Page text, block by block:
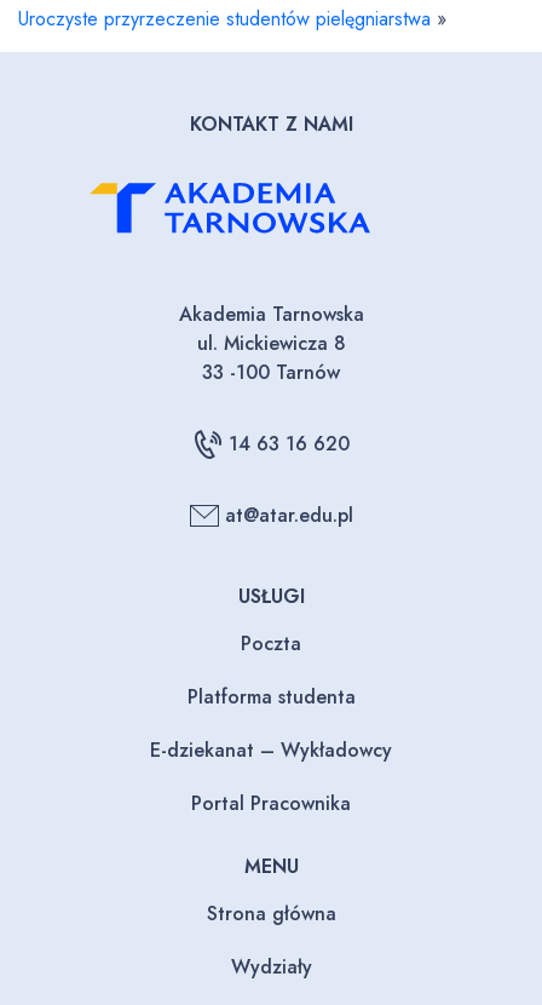
Uroczyste przyrzeczenie studentów pielęgniarstwa »
KONTAKT Z NAMI
Akademia Tarnowska
ul. Mickiewicza 8
33 -100 Tarnów
14 63 16 620
at@atar.edu.pl
USŁUGI
Poczta
Platforma studenta
E-dziekanat – Wykładowcy
Portal Pracownika
MENU
Strona główna
Wydziały